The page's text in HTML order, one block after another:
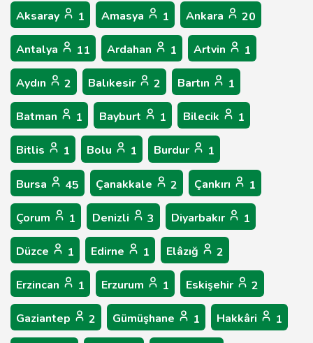
Aksaray 1 Amasya 1 Ankara 20
Antalya 11 Ardahan 1 Artvin 1
Aydın 2 Balıkesir 2 Bartın 1
Batman 1 Bayburt 1 Bilecik 1
Bitlis 1 Bolu 1 Burdur 1
Bursa 45 Çanakkale 2 Çankırı 1
Çorum 1 Denizli 3 Diyarbakır 1
Düzce 1 Edirne 1 Elâzığ 2
Erzincan 1 Erzurum 1 Eskişehir 2
Gaziantep 2 Gümüşhane 1 Hakkâri 1